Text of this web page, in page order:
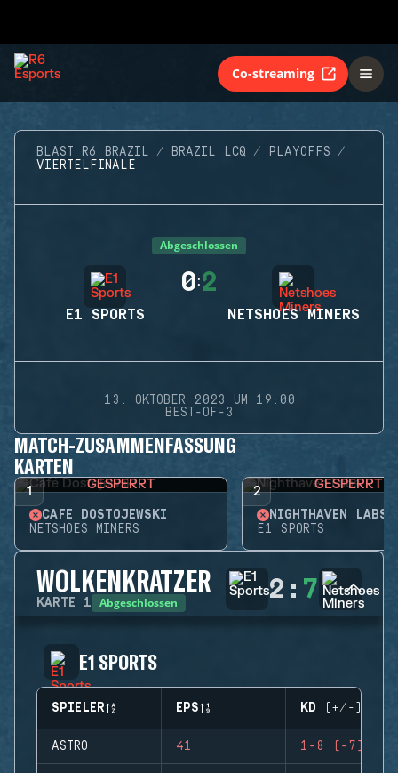
Co-streaming
BLAST R6 BRAZIL BRAZIL LCQ
PLAYOFFS
VIERTELFINALE
Abgeschlossen
E1 SPORTS
0:2
NETSHOES MINERS
13. OKTOBER 2023 UM 19:00
BEST-OF-3
MATCH-ZUSAMMENFASSUNG
KARTEN
1 GESPERRT
CAFÉ DOSTOJEWSKI
NETSHOES MINERS
2 GESPERRT
NIGHTHAVEN LABS
E1 SPORTS
WOLKENKRATZER
KARTE 1 Abgeschlossen 2 : 7
E1 SPORTS
SPIELER EPS KD (+/-)
ASTRO 41 1-8 (-7)